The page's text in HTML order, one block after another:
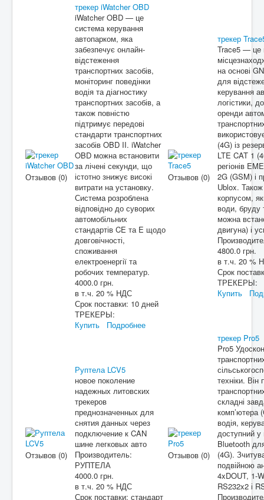
Отзывов (0)
трекер iWatcher OBD
iWatcher OBD — це
система керування
автопарком, яка
забезпечує онлайн-
відстеження
транспортних засобів,
моніторинг поведінки
водія та діагностику
транспортних засобів, а
також повністю
підтримує передові
стандарти транспортних
засобів OBD II. iWatcher
OBD можна встановити
за лічені секунди, що
істотно знижує високі
витрати на установку.
Система розроблена
відповідно до суворих
автомобільних
стандартів CE та E щодо
довговічності,
споживання
електроенергії та
робочих температур.
4000.0 грн.
в т.ч. 20 % НДС
Срок поставки: 10 дней
ТРЕКЕРЫ:
Купить
Подробнее
Отзывов (0)
трекер
Trace5 — це
на основі
для
керування
логістики,
оренди
(4G) із
LTE CAT 1
регіонів
2G (GSM) і
Ublox.
корпусом,
води, бруду
можна
двигуна) і
4800.0 грн.
в т.ч. 20 %
Срок
ТРЕКЕРЫ:
Купить
Отзывов (0)
Руптела LCV5
новое поколение
надежных литовских
трекеров
преднозначенных для
снятия данных через
подключение к CAN
шине легковых авто
Производитель:
РУПТЕЛА
4000.0 грн.
в т.ч. 20 % НДС
Срок поставки: стандарт
Отзывов (0)
трекер Pro5
Pro5
техніки.
складні
комп’ютера
водія,
доступний
Bluetooth
(4G).
подвійною
4xDOUT, 1-
RS232x2 і